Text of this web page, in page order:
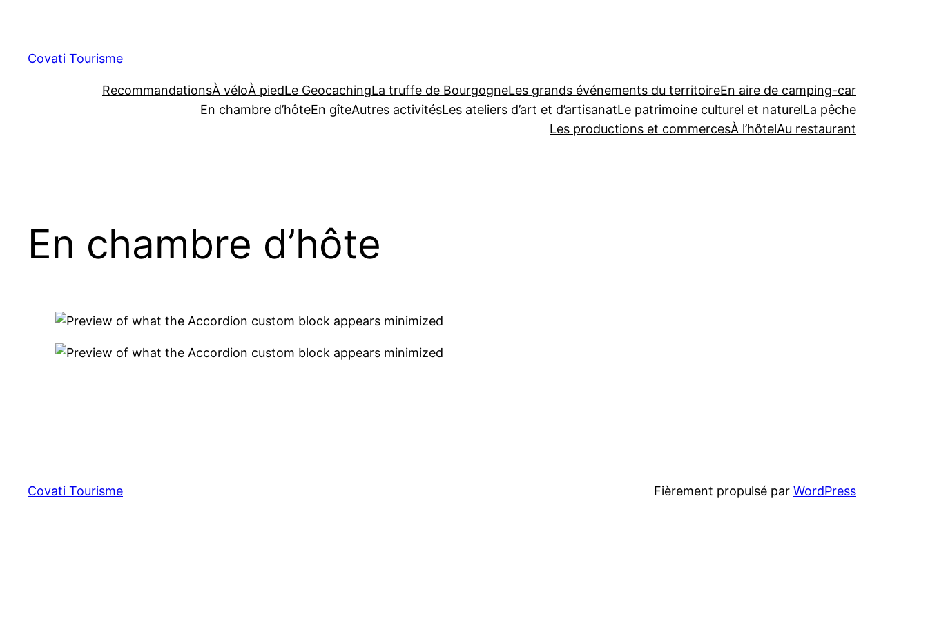
contenu
Covati Tourisme
RecommandationsÀ véloÀ piedLe GeocachingLa truffe de BourgogneLes grands événements du territoireEn aire de camping-car
En chambre d’hôteEn gîteAutres activitésLes ateliers d’art et d’artisanatLe patrimoine culturel et naturelLa pêche
Les productions et commercesÀ l’hôtelAu restaurant
En chambre d’hôte
Covati Tourisme Fièrement propulsé par WordPress